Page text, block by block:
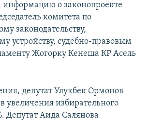
информацию о законопроекте
комитета по
законодательству,
устройству, судебно-правовым
Жогорку Кенеша КР Асель
депутат Улукбек Ормонов
увеличения избирательного
Депутат Аида Салянова